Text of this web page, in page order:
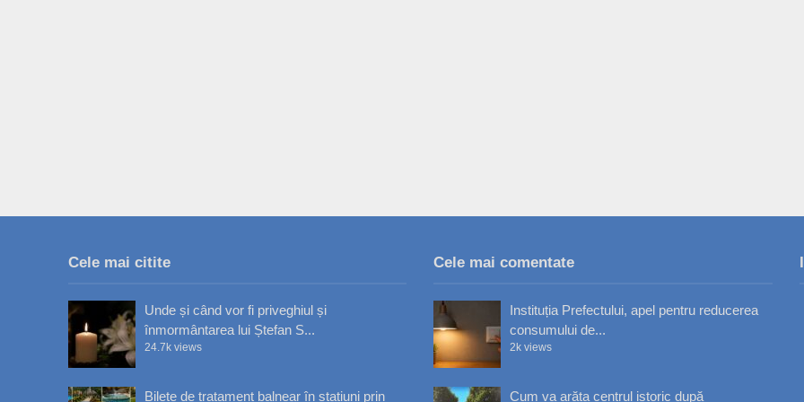
Cele mai citite
Unde și când vor fi priveghiul și
înmormântarea lui Ștefan S...
24.7k views
Bilete de tratament balnear în stațiuni prin
Cele mai comentate
Instituția Prefectului, apel pentru reducerea
consumului de...
2k views
Cum va arăta centrul istoric după